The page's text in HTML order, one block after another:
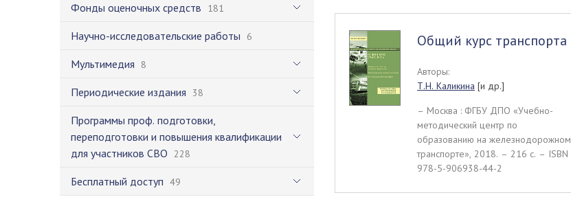
Фонды оценочных средств 181
Научно-исследовательские работы 6
Мультимедия 8
Периодические издания 38
Программы проф. подготовки,
переподготовки и повышения квалификации
для участников СВО 228
Бесплатный доступ 49
Общий курс транспорта
Авторы:
Т.Н. Каликина [и др.]
– Москва : ФГБУ ДПО «Учебно-
методический центр по
образованию на железнодорожном
транспорте», 2018. – 216 c. – ISBN
978-5-906938-44-2